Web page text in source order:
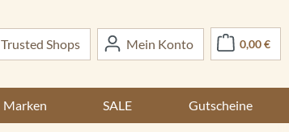
Trusted Shops Mein Konto 0,00 €
Marken SALE Gutscheine